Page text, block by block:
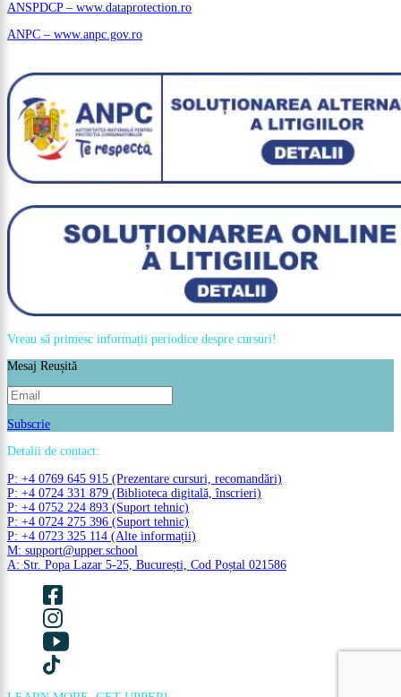
ANSPDCP – www.dataprotection.ro
ANPC – www.anpc.gov.ro
Vreau să primesc informații periodice despre cursuri!
Mesaj Reușită
Subscrie
Detalii de contact:
P: +4 0769 645 915 (Prezentare cursuri, recomandări)
P: +4 0724 331 879 (Biblioteca digitală, înscrieri)
P: +4 0752 224 893 (Suport tehnic)
P: +4 0724 275 396 (Suport tehnic)
P: +4 0723 325 114 (Alte informații)
M: support@upper.school
A: Str. Popa Lazar 5-25, București, Cod Poștal 021586